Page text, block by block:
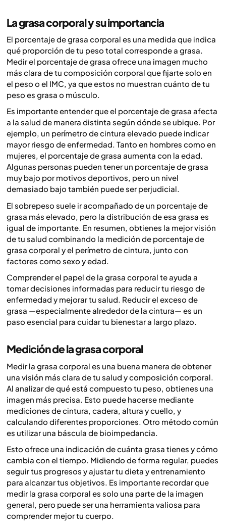
La grasa corporal y su importancia
El porcentaje de grasa corporal es una medida que indica
qué proporción de tu peso total corresponde a grasa.
Medir el porcentaje de grasa ofrece una imagen mucho
más clara de tu composición corporal que fijarte solo en
el peso o el IMC, ya que estos no muestran cuánto de tu
peso es grasa o músculo.
Es importante entender que el porcentaje de grasa afecta
a la salud de manera distinta según dónde se ubique. Por
ejemplo, un perímetro de cintura elevado puede indicar
mayor riesgo de enfermedad. Tanto en hombres como en
mujeres, el porcentaje de grasa aumenta con la edad.
Algunas personas pueden tener un porcentaje de grasa
muy bajo por motivos deportivos, pero un nivel
demasiado bajo también puede ser perjudicial.
El sobrepeso suele ir acompañado de un porcentaje de
grasa más elevado, pero la distribución de esa grasa es
igual de importante. En resumen, obtienes la mejor visión
de tu salud combinando la medición de porcentaje de
grasa corporal y el perímetro de cintura, junto con
factores como sexo y edad.
Comprender el papel de la grasa corporal te ayuda a
tomar decisiones informadas para reducir tu riesgo de
enfermedad y mejorar tu salud. Reducir el exceso de
grasa —especialmente alrededor de la cintura— es un
paso esencial para cuidar tu bienestar a largo plazo.
Medición de la grasa corporal
Medir la grasa corporal es una buena manera de obtener
una visión más clara de tu salud y composición corporal.
Al analizar de qué está compuesto tu peso, obtienes una
imagen más precisa. Esto puede hacerse mediante
mediciones de cintura, cadera, altura y cuello, y
calculando diferentes proporciones. Otro método común
es utilizar una báscula de bioimpedancia.
Esto ofrece una indicación de cuánta grasa tienes y cómo
cambia con el tiempo. Midiendo de forma regular, puedes
seguir tus progresos y ajustar tu dieta y entrenamiento
para alcanzar tus objetivos. Es importante recordar que
medir la grasa corporal es solo una parte de la imagen
general, pero puede ser una herramienta valiosa para
comprender mejor tu cuerpo.